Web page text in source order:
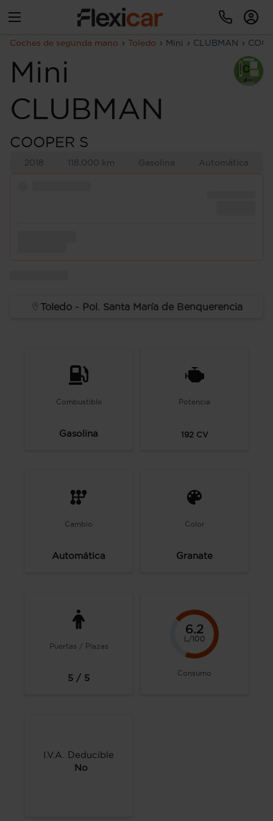
Coches de segunda mano Toledo Mini CLUBMAN
Mini
CLUBMAN
COOPER S
2018 118.000 km Gasolina Automática
Toledo - Pol. Santa María de Benquerencia
Combustible
Gasolina
Potencia
192 CV
Cambio
Automática
Color
Granate
Puertas / Plazas
5 / 5
6.2
L/100
Consumo
I.V.A. Deducible
No